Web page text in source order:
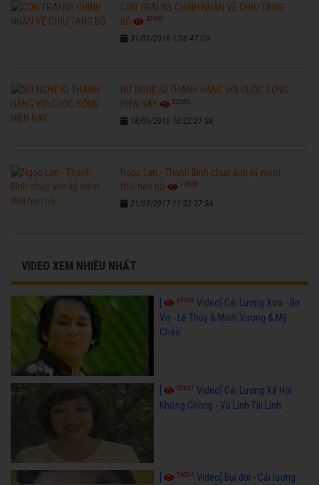
CON TRAI NS CHINH NHẪN VỀ CHỊU TANG
BỐ
42985
31/01/2016 1:08:47 CH
NỮ NGHỆ SĨ THANH HẰNG VỚI CUỘC SỐNG
HIỆN NAY
32583
18/05/2016 10:22:21 SA
Ngọc Lan - Thanh Bình chụp ảnh kỷ niệm
thời hẹn hò
17828
21/09/2017 11:02:37 SA
VIDEO XEM NHIỀU NHẤT
67095 Video] Cải Lương Xưa - Bơ
Vơ - Lệ Thủy & Minh Vương & Mỹ
Châu
[ 50847 Video] Cải Lương Xã Hội -
Không Chồng - Vũ Linh Tài Linh
36026 Video] Bụi đời - Cải lương